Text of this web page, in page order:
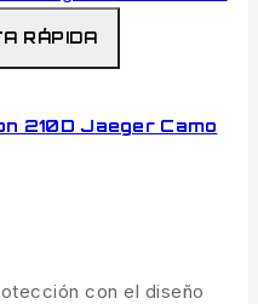
RÁPIDA
210D Jaeger Camo
con el diseño